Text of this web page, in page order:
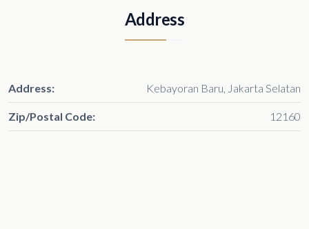
Address
Address: Kebayoran Baru, Jakarta Selatan
Zip/Postal Code: 12160